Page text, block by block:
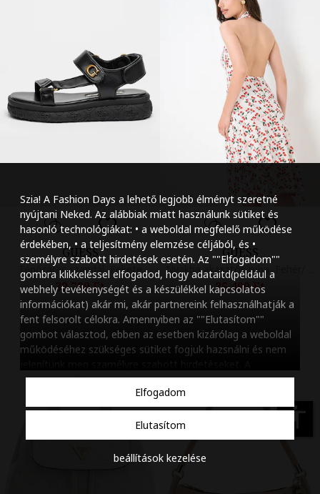
Szia! A Fashion Days a lehető legjobb élményt szeretné
nyújtani Neked. Az alábbiak miatt használunk sütiket és
hasonló technológiákat: • a weboldal megfelelő működése
érdekében, • a teljesítmény elemzése céljából, és •
személyre szabott hirdetések esetén. Az ""Elfogadom""
gombra klikkeléssel elfogadod, hogy adataitd(például a
webhely tevékenységét és a készülékkel kapcsolatos
információkat) akár mi, akár partnereink felhasználhatják a
fent felsorolt célokra. Amennyiben az ""Elutasítom""
gombot választod, ebben az esetben kizárólag a weboldal
működéséhez szükséges sütiket fogjuk hazsnálni és nem
beállításaidat bármikor módosíthatod, a ""Beállítások
kezelése"" gombra kattintva. Tudj meg többet
szabályzatunkról.
Elfogadom
Elutasítom
beállítások kezelése
GUESS
Tépőzáras szandál, Fekete
32.799 Ft
GUESS
35.499 Ft
accessibility
Szöveg méretének
Szóköz növelése
Szóköz csökkentése
Sortávolság
Sortávolság
Színek invertálása
Szürke
Nagy kurzor
Animációk letiltása